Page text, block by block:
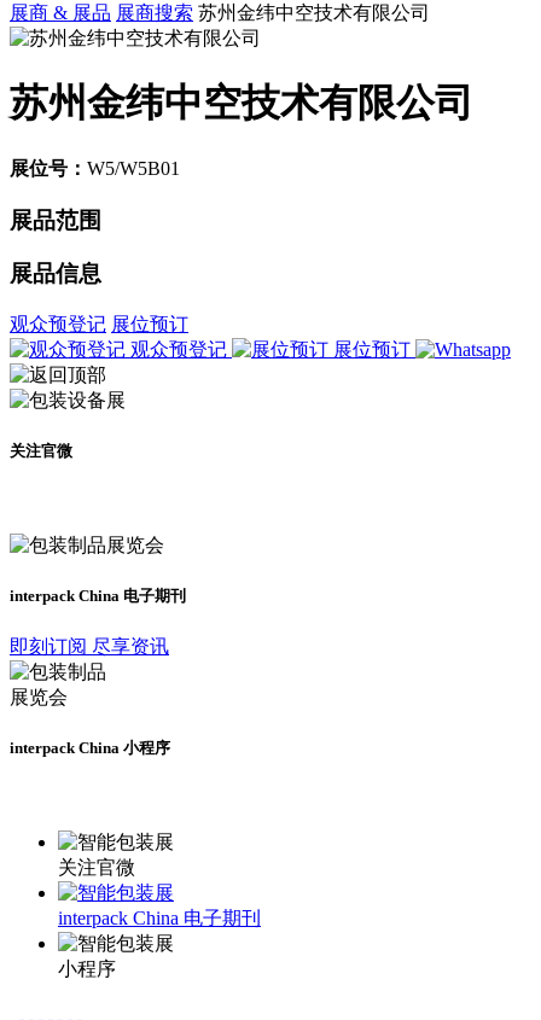
展商 & 展品 展商搜索 苏州金纬中空技术有限公司
苏州金纬中空技术有限公司
展位号： W5/W5B01
展品范围
展品信息
观众预登记 展位预订
观众预登记
展位预订
关注官微
interpack China 电子期刊
即刻订阅 尽享资讯
interpack China 小程序
关注官微
interpack China 电子期刊
小程序